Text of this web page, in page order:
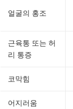
얼굴의 홍조
근육통 또는 허
리 통증
코막힘
어지러움